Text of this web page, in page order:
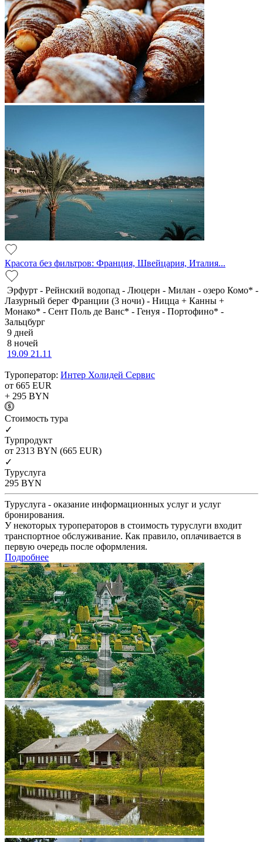
Красота без фильтров: Франция, Швейцария, Италия...
Эрфурт - Рейнский водопад - Люцерн - Милан - озеро Комо* -
Лазурный берег Франции (3 ночи) - Ницца + Канны +
Монако* - Сент Поль де Ванс* - Генуя - Портофино* -
Зальцбург
9 дней
8 ночей
19.09 21.11
Туроператор: Интер Холидей Сервис
от 665 EUR
+ 295 BYN
Cтоимость тура
✓
Турпродукт
от 2313 BYN (665 EUR)
✓
Туруслуга
295 BYN
Туруслуга - оказание информационных услуг и услуг
бронирования.
У некоторых туроператоров в стоимость туруслуги входит
транспортное обслуживание. Как правило, оплачивается в
первую очередь после оформления.
Подробнее